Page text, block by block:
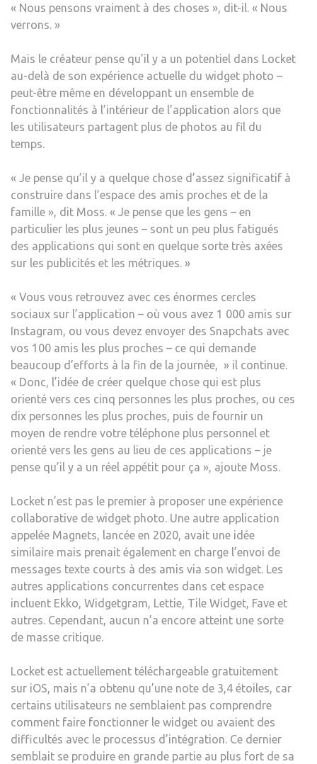
« Nous pensons vraiment à des choses », dit-il. « Nous
verrons. »
Mais le créateur pense qu’il y a un potentiel dans Locket
au-delà de son expérience actuelle du widget photo –
peut-être même en développant un ensemble de
fonctionnalités à l’intérieur de l’application alors que
les utilisateurs partagent plus de photos au fil du
temps.
« Je pense qu’il y a quelque chose d’assez significatif à
construire dans l’espace des amis proches et de la
famille », dit Moss. « Je pense que les gens – en
particulier les plus jeunes – sont un peu plus fatigués
des applications qui sont en quelque sorte très axées
sur les publicités et les métriques. »
« Vous vous retrouvez avec ces énormes cercles
sociaux sur l’application – où vous avez 1 000 amis sur
Instagram, ou vous devez envoyer des Snapchats avec
vos 100 amis les plus proches – ce qui demande
beaucoup d’efforts à la fin de la journée, » il continue.
« Donc, l’idée de créer quelque chose qui est plus
orienté vers ces cinq personnes les plus proches, ou ces
dix personnes les plus proches, puis de fournir un
moyen de rendre votre téléphone plus personnel et
orienté vers les gens au lieu de ces applications – je
pense qu’il y a un réel appétit pour ça », ajoute Moss.
Locket n’est pas le premier à proposer une expérience
collaborative de widget photo. Une autre application
appelée Magnets, lancée en 2020, avait une idée
similaire mais prenait également en charge l’envoi de
messages texte courts à des amis via son widget. Les
autres applications concurrentes dans cet espace
incluent Ekko, Widgetgram, Lettie, Tile Widget, Fave et
autres. Cependant, aucun n’a encore atteint une sorte
de masse critique.
Locket est actuellement téléchargeable gratuitement
sur iOS, mais n’a obtenu qu’une note de 3,4 étoiles, car
certains utilisateurs ne semblaient pas comprendre
comment faire fonctionner le widget ou avaient des
difficultés avec le processus d’intégration. Ce dernier
semblait se produire en grande partie au plus fort de sa